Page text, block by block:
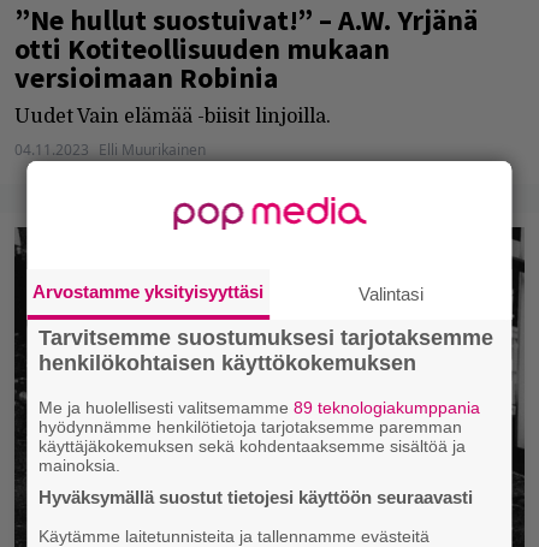
”Ne hullut suostuivat!” – A.W. Yrjänä
otti Kotiteollisuuden mukaan
versioimaan Robinia
Uudet Vain elämää -biisit linjoilla.
04.11.2023 Elli Muurikainen
Arvostamme yksityisyyttäsi Valintasi
Tarvitsemme suostumuksesi tarjotaksemme
henkilökohtaisen käyttökokemuksen
Me ja huolellisesti valitsemamme89 teknologiakumppania
hyödynnämme henkilötietoja tarjotaksemme paremman
käyttäjäkokemuksen sekä kohdentaaksemme sisältöä ja
mainoksia.
Hyväksymällä suostut tietojesi käyttöön seuraavasti
Käytämme laitetunnisteita ja tallennamme evästeitä